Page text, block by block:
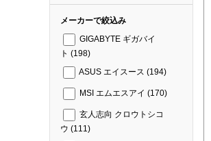
メーカーで絞込み
GIGABYTE ギガバイ
ト (198)
ASUS エイスース (194)
MSI エムエスアイ (170)
玄人志向 クロウトシコ
ウ (111)